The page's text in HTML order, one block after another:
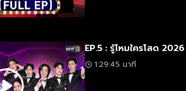
EP.5 : รู้ไหมใครโสด 2026
1:29:45 นาที